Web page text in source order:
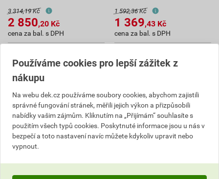
3 314,19 Kč
2 850,20 Kč
cena za bal. s DPH
Dostupné jen v (10) prodejnách
Poptat
do košíku přidáte 100 ks
2 850,20
celkem s DPH
1 592,36 Kč
1 369,43 Kč
cena za bal. s DPH
Dostupné jen v (10) prodejnách
Poptat
do košíku přidáte 200 ks
celkem s DPH
Používáme cookies pro lepší zážitek z
nákupu
Na webu dek.cz používáme soubory cookies, abychom zajistili
správné fungování stránek, měřili jejich výkon a přizpůsobili
nabídky vašim zájmům. Kliknutím na „Přijímám“ souhlasíte s
použitím všech typů cookies. Poskytnuté informace jsou u nás v
bezpečí a toto nastavení navíc můžete kdykoliv upravit nebo
vypnout.